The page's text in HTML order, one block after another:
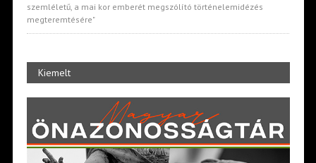
szemléletű, a mai kor emberét megszólító történelemidézés
megteremtésére"
Kiemelt